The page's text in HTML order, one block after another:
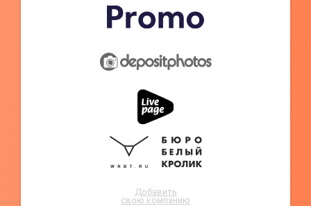
Добавить
свою компанию